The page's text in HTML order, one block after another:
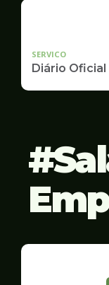
SERVICO
Diário Oficial